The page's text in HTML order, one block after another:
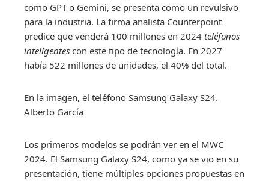
como GPT o Gemini, se presenta como un revulsivo
para la industria. La firma analista Counterpoint
predice que venderá 100 millones en 2024 teléfonos
inteligentes con este tipo de tecnología. En 2027
había 522 millones de unidades, el 40% del total.
En la imagen, el teléfono Samsung Galaxy S24.
Alberto García
Los primeros modelos se podrán ver en el MWC
2024. El Samsung Galaxy S24, como ya se vio en su
presentación, tiene múltiples opciones propuestas en